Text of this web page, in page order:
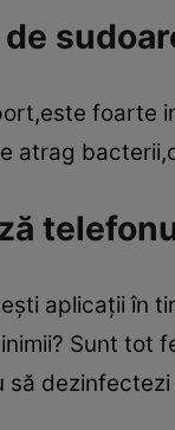
foarte
atrag
aplicaţii în
Sunt tot
să